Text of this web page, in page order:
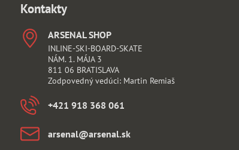
Kontakty
ARSENAL SHOP
INLINE-SKI-BOARD-SKATE
NÁM. 1. MÁJA 3
811 06 BRATISLAVA
Zodpovedný vedúci: Martin Remiaš
+421 918 368 061
arsenal​@arsenal​.sk